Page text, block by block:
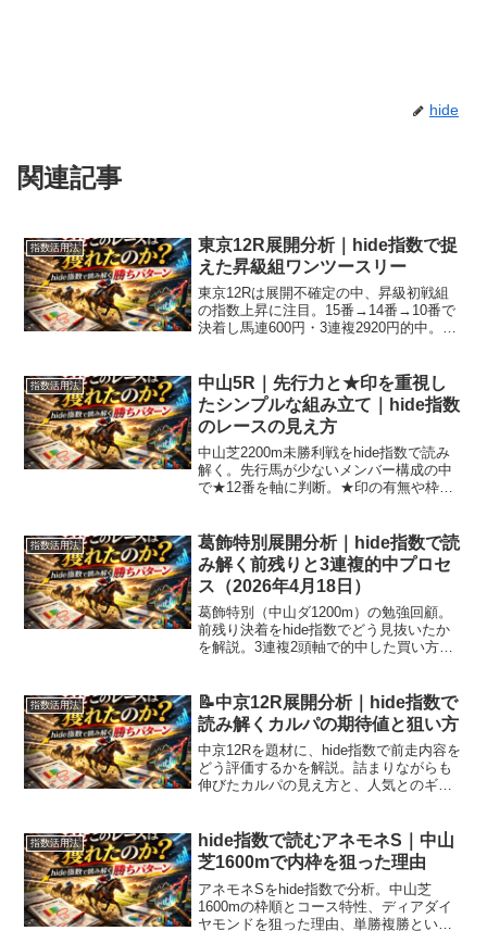
hide
関連記事
指数活用法
東京12R展開分析｜hide指数で捉
えた昇級組ワンツースリー
東京12Rは展開不確定の中、昇級初戦組
の指数上昇に注目。15番→14番→10番で
決着し馬連600円・3連複2920円的中。上
指数活用法
中山5R｜先行力と★印を重視し
たシンプルな組み立て｜hide指数
のレースの見え方
中山芝2200m未勝利戦をhide指数で読み
解く。先行馬が少ないメンバー構成の中
で★12番を軸に判断。★印の有無や枠順
指数活用法
葛飾特別展開分析｜hide指数で読
み解く前残りと3連複的中プロセ
ス（2026年4月18日）
葛飾特別（中山ダ1200m）の勉強回顧。
前残り決着をhide指数でどう見抜いたか
を解説。3連複2頭軸で的中した買い方と
指数活用法
📝中京12R展開分析｜hide指数で
読み解くカルパの期待値と狙い方
中京12Rを題材に、hide指数で前走内容を
どう評価するかを解説。詰まりながらも
伸びたカルパの見え方と、人気とのギャ
指数活用法
hide指数で読むアネモネS｜中山
芝1600mで内枠を狙った理由
アネモネSをhide指数で分析。中山芝
1600mの枠順とコース特性、ディアダイ
ヤモンドを狙った理由、単勝複勝という